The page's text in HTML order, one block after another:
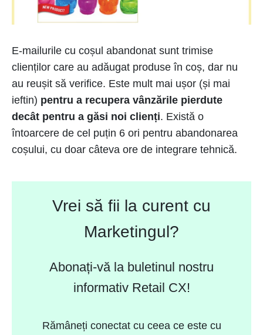
E-mailurile cu coșul abandonat sunt trimise
clienților care au adăugat produse în coș, dar nu
au reușit să verifice. Este mult mai ușor (și mai
ieftin) pentru a recupera vânzările pierdute
decât pentru a găsi noi clienți. Există o
întoarcere de cel puțin 6 ori pentru abandonarea
coșului, cu doar câteva ore de integrare tehnică.
Vrei să fii la curent cu
Marketingul?
Abonați-vă la buletinul nostru
informativ Retail CX!
Rămâneți conectat cu ceea ce este cu